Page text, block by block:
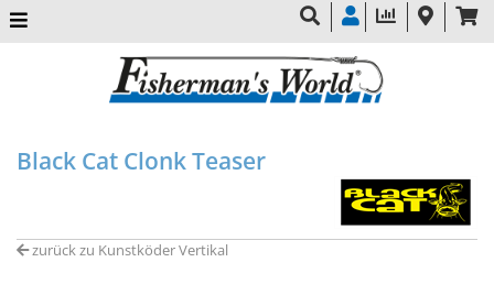
Black Cat Clonk Teaser
zurück zu Kunstköder Vertikal